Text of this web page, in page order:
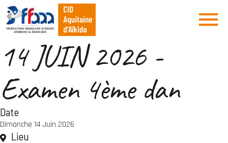
14 JUIN 2026 -
Examen 4ème dan
Date
Dimanche 14 Juin 2026
Lieu